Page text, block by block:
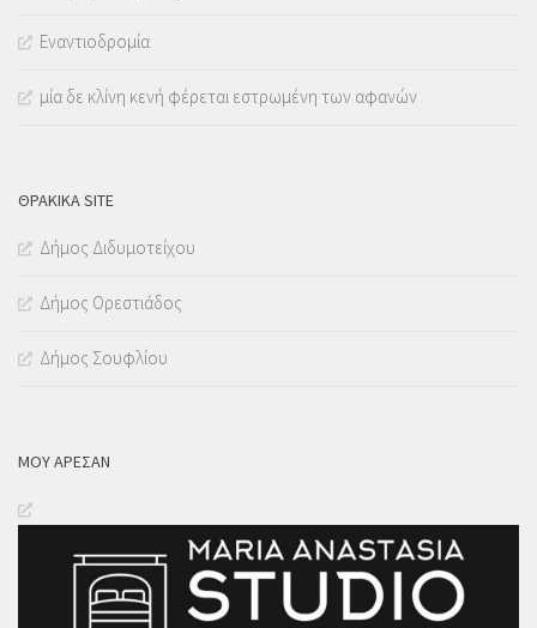
Εναντιοδρομία
μία δε κλίνη κενή φέρεται εστρωμένη των αφανών
ΘΡΑΚΙΚΑ SITE
Δήμος Διδυμοτείχου
Δήμος Ορεστιάδος
Δήμος Σουφλίου
ΜΟΥ ΆΡΕΣΑΝ